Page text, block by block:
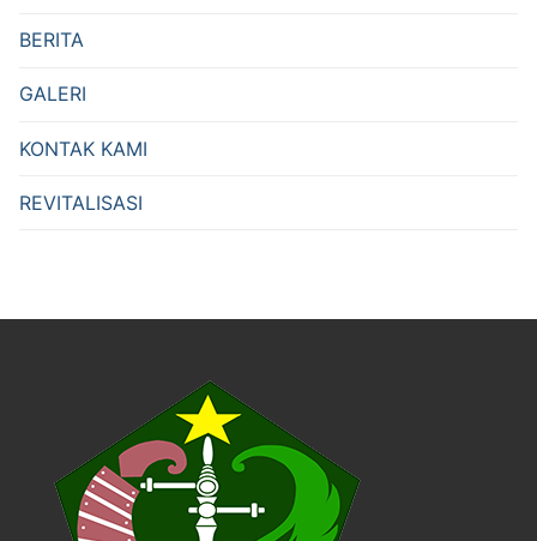
BERITA
GALERI
KONTAK KAMI
REVITALISASI